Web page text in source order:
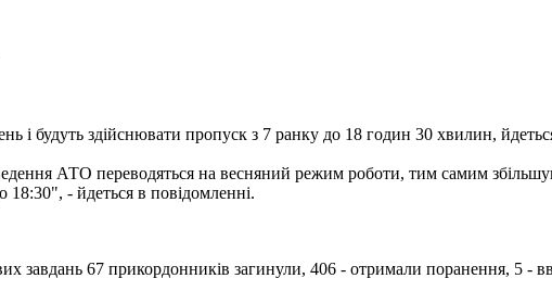
і будуть здійснювати пропуск з 7 ранку до 18 годин 30 хвилин,
АТО переводяться на весняний режим роботи, тим самим
- йдеться в повідомленні.
завдань 67 прикордонників загинули, 406 - отримали поранення, 5 -